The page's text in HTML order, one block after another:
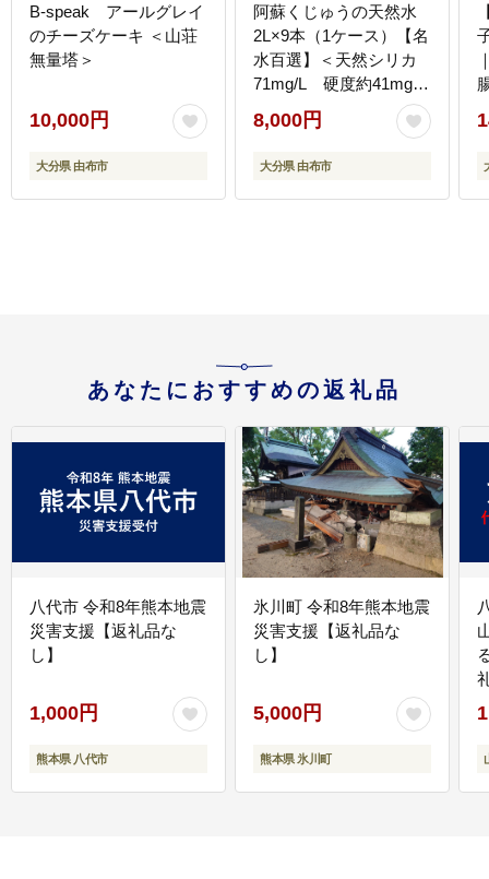
B-speak アールグレイ
のチーズケーキ ＜山荘
無量塔＞
10,000円
大分県 由布市
阿蘇くじゅうの天然水
2L×9本（1ケース）【名
水百選】＜天然シリカ
71mg/L 硬度約41mg/L
＞トライアル
8,000円
大分県 由布市
あなたにおすすめの返礼品
八代市 令和8年熊本地震
災害支援【返礼品な
し】
1,000円
熊本県 八代市
氷川町 令和8年熊本地震
災害支援【返礼品な
し】
5,000円
熊本県 氷川町